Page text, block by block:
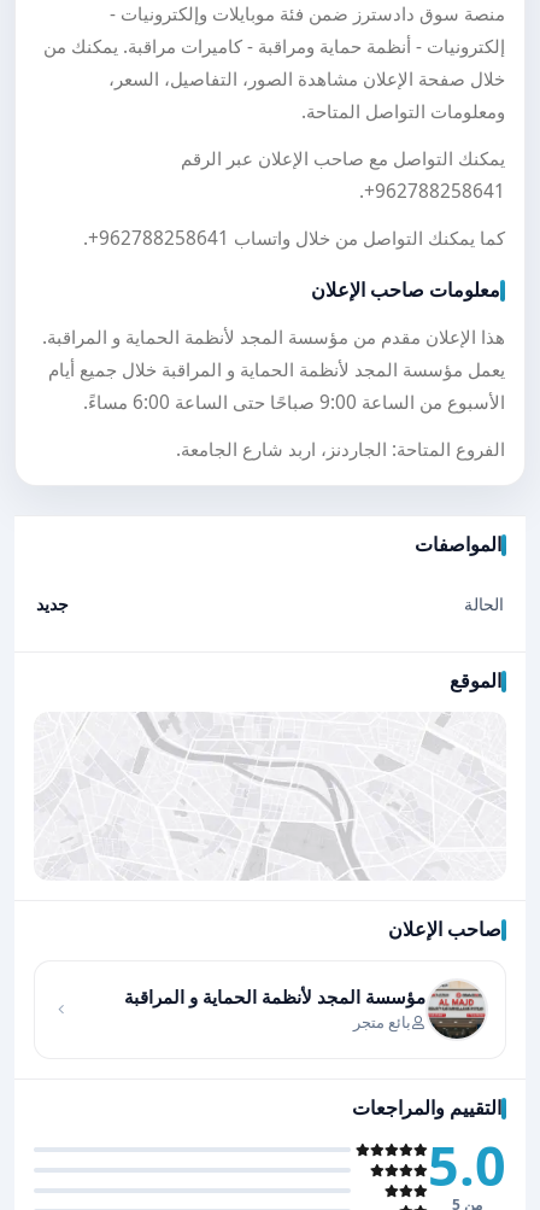
منصة سوق دادسترز ضمن فئة موبايلات وإلكترونيات -
إلكترونيات - أنظمة حماية ومراقبة - كاميرات مراقبة. يمكنك من
خلال صفحة الإعلان مشاهدة الصور، التفاصيل، السعر،
ومعلومات التواصل المتاحة.
يمكنك التواصل مع صاحب الإعلان عبر الرقم
+962788258641
.
كما يمكنك التواصل من خلال واتساب +962788258641
.
معلومات صاحب الإعلان
هذا الإعلان مقدم من مؤسسة المجد لأنظمة الحماية و المراقبة.
يعمل مؤسسة المجد لأنظمة الحماية و المراقبة خلال جميع أيام
الأسبوع من الساعة 9:00 صباحًا حتى الساعة 6:00 مساءً.
الفروع المتاحة: الجاردنز، اربد شارع الجامعة.
المواصفات
الحالة جديد
الموقع
صاحب الإعلان
مؤسسة المجد لأنظمة الحماية و المراقبة
بائع متجر
التقييم والمراجعات
5.0
من 5